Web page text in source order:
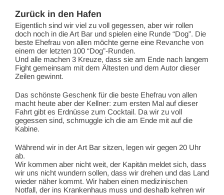
Zurück in den Hafen
Eigentlich sind wir viel zu voll gegessen, aber wir rollen
doch noch in die Art Bar und spielen eine Runde “Dog”. Die
beste Ehefrau von allen möchte gerne eine Revanche von
einem der letzten 100 “Dog”-Runden.
Und alle machen 3 Kreuze, dass sie am Ende nach langem
Fight gemeinsam mit dem Ältesten und dem Autor dieser
Zeilen gewinnt.
Das schönste Geschenk für die beste Ehefrau von allen
macht heute aber der Kellner: zum ersten Mal auf dieser
Fahrt gibt es Erdnüsse zum Cocktail. Da wir zu voll
gegessen sind, schmuggle ich die am Ende mit auf die
Kabine.
Während wir in der Art Bar sitzen, legen wir gegen 20 Uhr
ab.
Wir kommen aber nicht weit, der Kapitän meldet sich, dass
wir uns nicht wundern sollen, dass wir drehen und das Land
wieder näher kommt. Wir haben einen medizinischen
Notfall, der ins Krankenhaus muss und deshalb kehren wir